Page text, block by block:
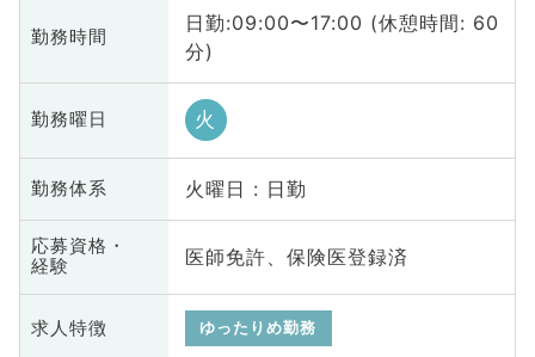
勤務時間
日勤:09:00〜17:00 (休憩時間: 60
分)
勤務曜日 火
勤務体系 火曜日 : 日勤
応募資格・
経験
医師免許、保険医登録済
求人特徴 ゆったりめ勤務